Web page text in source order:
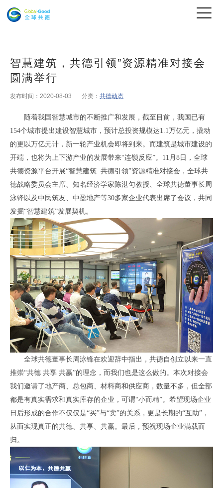
智慧建筑，共德引领”资源精准对接会
圆满举行
发布时间：2020-08-03 分类： 共德动态
随着我国智慧城市的不断推广和发展，截至目前，我国已有
154个城市提出建设智慧城市，预计总投资规模达1.1万亿元，撬动
的更以万亿元计，新一轮产业机会即将到来。而建筑是城市建设的
开端，也将为上下游产业的发展带来“连锁反应”。 11月8日，全球
共德资源平台开展“智慧建筑 共德引领”资源精准对接会，全球共
德战略委员会主席、知名经济学家陈湛匀教授、全球共德董事长周
泳锋以及中民筑友、中盈地产等30多家企业代表出席了会议，共同
发掘“智慧建筑”发展契机。
全球共德董事长周泳锋在欢迎辞中指出，共德自创立以来一直
推崇“共德 共享 共赢”的理念，而我们也是这么做的。本次对接会
我们邀请了地产商、总包商、材料商和供应商，数量不多，但全部
都是有真实需求和真实库存的企业，可谓“小而精”。希望现场企业
日后形成的合作不仅仅是“买”与“卖”的关系，更是长期的“互助”，
从而实现真正的共德、共享、共赢。最后，预祝现场企业满载而
归。